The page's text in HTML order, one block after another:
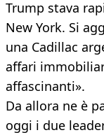
Trump stava
New York. Si
una Cadillac
affari
affascinanti».
Da allora ne è
oggi i due